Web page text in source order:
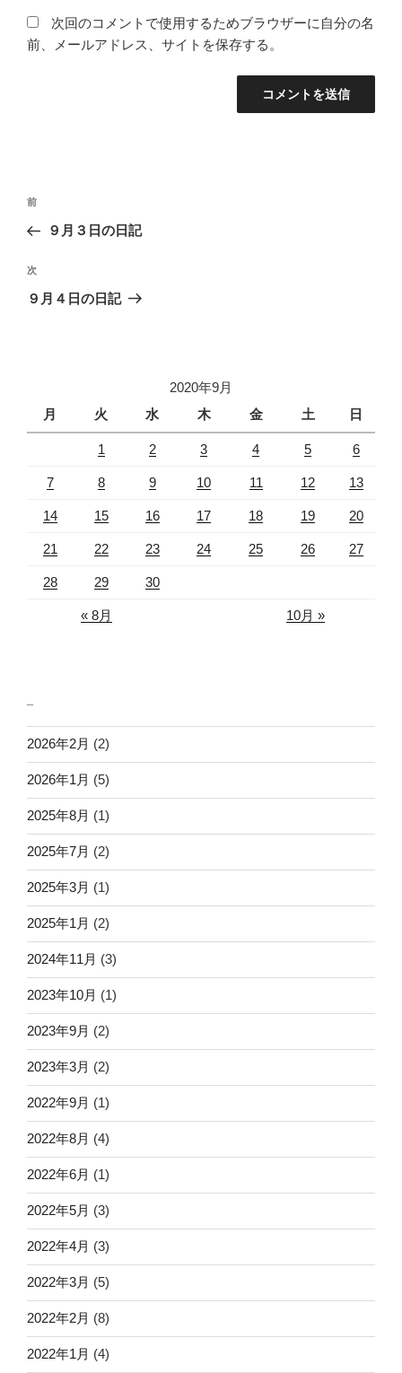
次回のコメントで使用するためブラウザーに自分の名
前、メールアドレス、サイトを保存する。
投
ビ
ゲ
過
去
投
稿
前
９月３日の日記
次
の
次
９月４日の日記
2020年9月
月
火 水 木 金 土 日
1 2 3 4 5 6
7 8 9 10 11 12 13
14 15 16 17 18 19 20
21 22 23 24 25 26 27
28 29 30
« 8月 10月 »
2026年2月 (2)
2026年1月 (5)
2025年8月 (1)
2025年7月 (2)
2025年3月 (1)
2025年1月 (2)
2024年11月 (3)
2023年10月 (1)
2023年9月 (2)
2023年3月 (2)
2022年9月 (1)
2022年8月 (4)
2022年6月 (1)
2022年5月 (3)
2022年4月 (3)
2022年3月 (5)
2022年2月 (8)
2022年1月 (4)